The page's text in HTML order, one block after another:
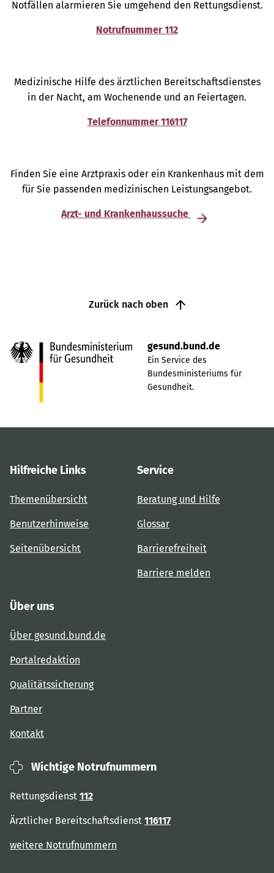
Notfällen alarmieren Sie umgehend den Rettungsdienst.
Notrufnummer 112
Medizinische Hilfe des ärztlichen Bereitschaftsdienstes
in der Nacht, am Wochenende und an Feiertagen.
Telefonnummer 116117
Finden Sie eine Arztpraxis oder ein Krankenhaus mit dem
für Sie passenden medizinischen Leistungsangebot.
Arzt- und Krankenhaussuche
Zurück nach oben
gesund.bund.de
Ein Service des
Bundesministeriums für
Gesundheit.
Hilfreiche Links
Themenübersicht
Benutzerhinweise
Seitenübersicht
Service
Beratung und Hilfe
Glossar
Barrierefreiheit
Barriere melden
Über uns
Über gesund.bund.de
Portalredaktion
Qualitätssicherung
Partner
Kontakt
Wichtige Notrufnummern
Rettungsdienst 112
Ärztlicher Bereitschaftsdienst 116117
weitere Notrufnummern